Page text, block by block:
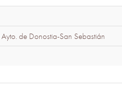
Ayto. de Donostia-San Sebastián